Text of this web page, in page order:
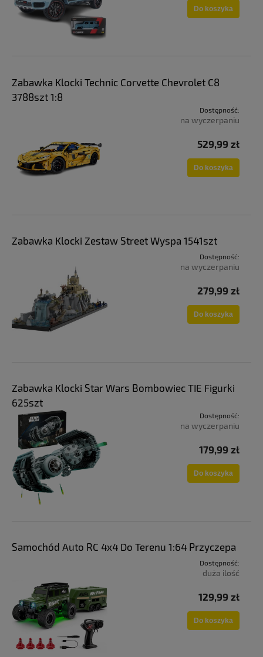
Do koszyka
Zabawka Klocki Technic Corvette Chevrolet C8
3788szt 1:8
Dostępność:
na wyczerpaniu
529,99 zł
Do koszyka
Zabawka Klocki Zestaw Street Wyspa 1541szt
Dostępność:
na wyczerpaniu
279,99 zł
Do koszyka
Zabawka Klocki Star Wars Bombowiec TIE Figurki
625szt
Dostępność:
na wyczerpaniu
179,99 zł
Do koszyka
Samochód Auto RC 4x4 Do Terenu 1:64 Przyczepa
Dostępność:
duża ilość
129,99 zł
Do koszyka